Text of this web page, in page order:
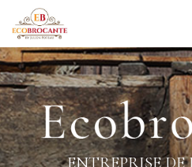
contenu
principal
ENTREPRISE